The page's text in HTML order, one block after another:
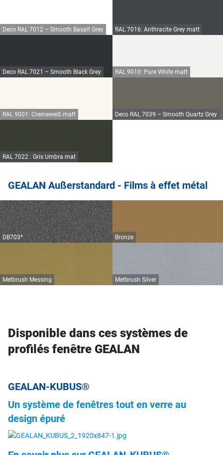
Deco RAL 7012 – Smooth Basalt Grey RAL 7016: Anthracite Grey matt
Deco RAL 7021 – Smooth Black Grey RAL 9010: Pure White matt
RAL 9001: Cremeweiß matt Deco RAL 7039 – Smooth Quartz Grey
RAL 7022 : Gris Umbra mat
GEALAN Außerstandard - Films à effet métal
DB703* Bronze
Metbrush Messing Metbrush Silver
Disponible dans ces systèmes de
profilés fenêtre GEALAN
GEALAN-KUBUS®
Un système de fenêtres tout en verre au
design épuré